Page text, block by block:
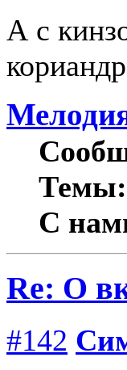
А с
Темы:
С
Re: О
#142